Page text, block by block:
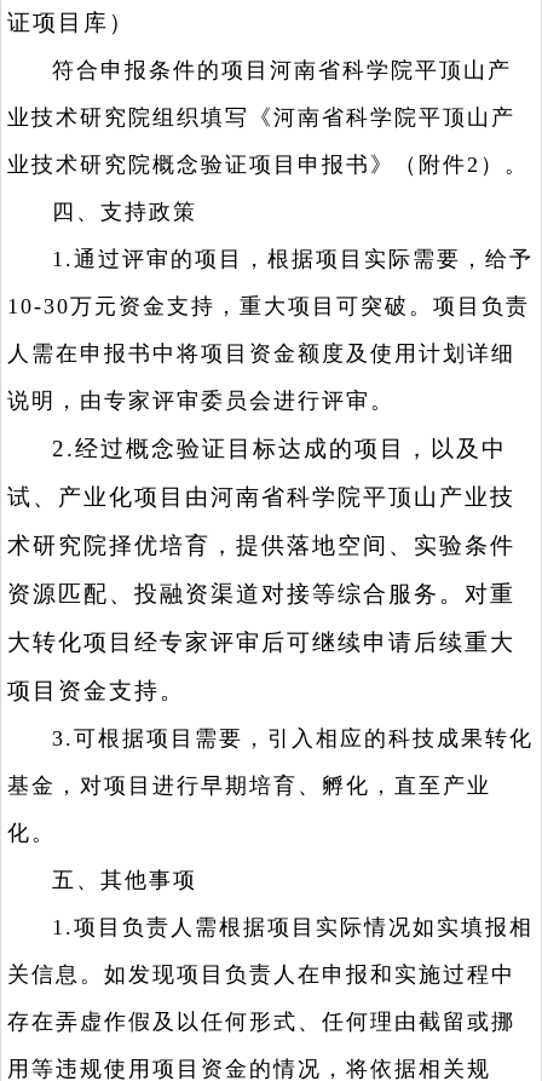
证项目库）
符合申报条件的项目河南省科学院平顶山产
业技术研究院组织填写《河南省科学院平顶山产
业技术研究院概念验证项目申报书》（附件2）。
四、支持政策
1.通过评审的项目，根据项目实际需要，给予
10-30万元资金支持，重大项目可突破。项目负责
人需在申报书中将项目资金额度及使用计划详细
说明，由专家评审委员会进行评审。
2.经过概念验证目标达成的项目，以及中
试、产业化项目由河南省科学院平顶山产业技
术研究院择优培育，提供落地空间、实验条件
资源匹配、投融资渠道对接等综合服务。对重
大转化项目经专家评审后可继续申请后续重大
项目资金支持。
3.可根据项目需要，引入相应的科技成果转化
基金，对项目进行早期培育、孵化，直至产业
化。
五、其他事项
1.项目负责人需根据项目实际情况如实填报相
关信息。如发现项目负责人在申报和实施过程中
存在弄虚作假及以任何形式、任何理由截留或挪
用等违规使用项目资金的情况，将依据相关规